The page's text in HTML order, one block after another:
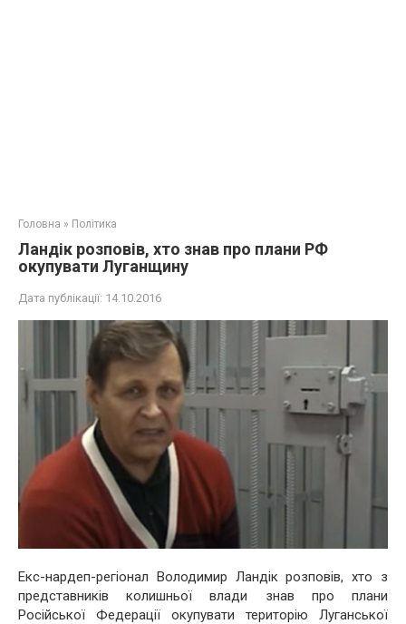
Головна » Політика
Ландік розповів, хто знав про плани РФ
окупувати Луганщину
Дата публікації: 14.10.2016
Екс-нардеп-регіонал Володимир Ландік розповів, хто з
представників колишньої влади знав про плани
Російської Федерації окупувати територію Луганської